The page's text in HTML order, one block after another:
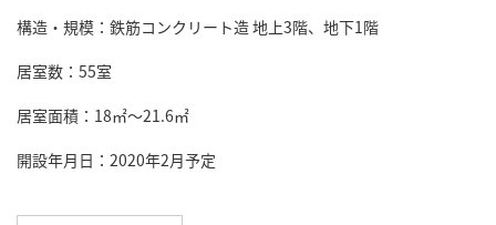
構造・規模：鉄筋コンクリート造 地上3階、地下1階
居室数：55室
居室面積：18㎡～21.6㎡
開設年月日：2020年2月予定